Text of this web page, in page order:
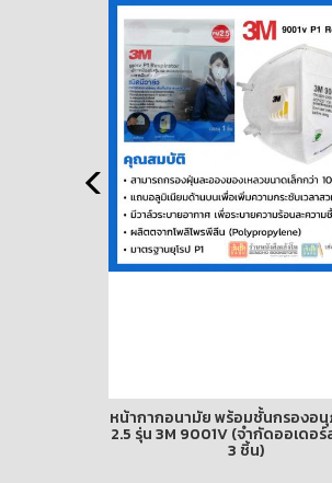
หน้ากากอนามัย พร้อมชั้นกรองอนุ
2.5 รุ่น 3M 9001V (จำกัดออเดอร์
3 ชิ้น)